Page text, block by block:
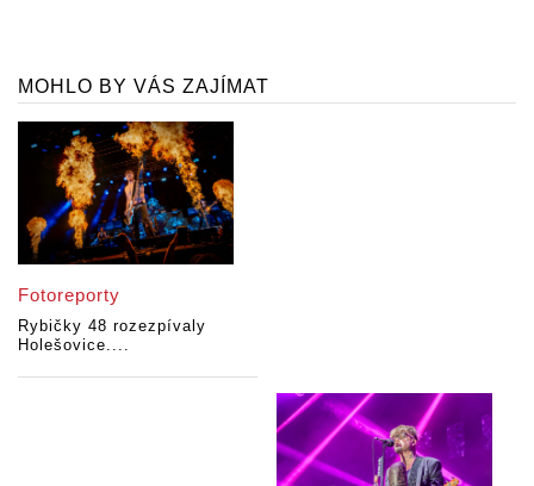
MOHLO BY VÁS ZAJÍMAT
Fotoreporty
Rybičky 48 rozezpívaly
Holešovice....